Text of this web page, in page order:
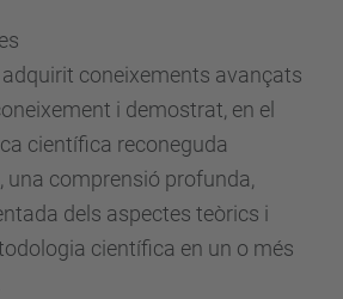
adquirit coneixements avançats
i demostrat, en el
científica reconeguda
una comprensió profunda,
dels aspectes teòrics i
científica en un o més